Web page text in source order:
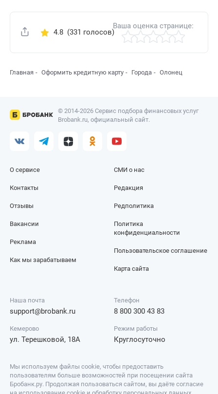
Поделиться
4.8(331 голосов)
Ваша оценка странице:
Главная Оформить кредитную карту Города Олонец
© 2014-2026 Сервис подбора финансовых услуг
Brobank.ru, официальный сайт.
О сервисе
Контакты
Отзывы
СМИ о нас
Редакция
Редполитика
Вакансии
Реклама
Как мы зарабатываем
Политика
конфиденциальности
Пользовательское соглашение
Карта сайта
Наша почта
support@brobank.ru
Телефон
8 800 300 43 83
Кемерово
ул. Терешковой, 18А
Режим работы
Круглосуточно
Мы используем файлы cookie, чтобы предоставить
пользователям больше возможностей при посещении сайта
Бробанк.ру. Продолжая пользоваться сайтом, вы даёте согласие